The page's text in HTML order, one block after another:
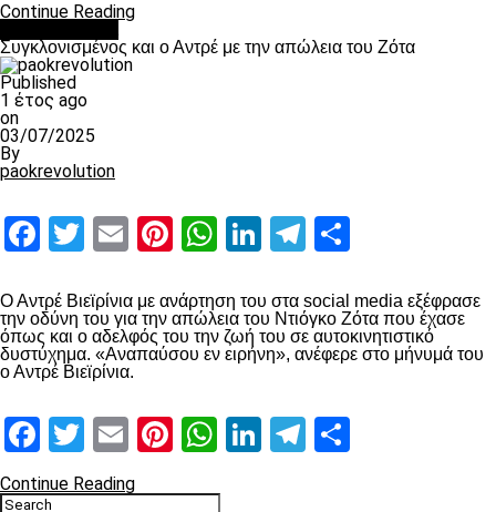
Continue Reading
Συγκλονισμένος και ο Αντρέ με την απώλεια του Ζότα
Published
1 έτος ago
on
03/07/2025
By
paokrevolution
Facebook
Twitter
EmailPinterest
WhatsApp
LinkedIn
Telegram
Ο Αντρέ Βιεϊρίνια με ανάρτηση του στα social media εξέφρασε
την οδύνη του για την απώλεια του Ντιόγκο Ζότα που έχασε
όπως και ο αδελφός του την ζωή του σε αυτοκινητιστικό
δυστύχημα. «Αναπαύσου εν ειρήνη», ανέφερε στο μήνυμά του
ο Αντρέ Βιεϊρίνια.
Facebook
Twitter
EmailPinterest
WhatsApp
LinkedIn
Telegram
Continue Reading